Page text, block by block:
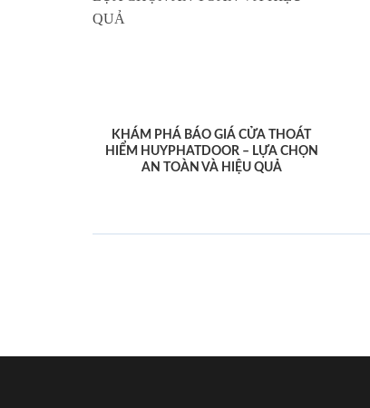
KHÁM PHÁ BÁO GIÁ CỬA THOÁT
HIỂM HUYPHATDOOR – LỰA CHỌN
AN TOÀN VÀ HIỆU QUẢ